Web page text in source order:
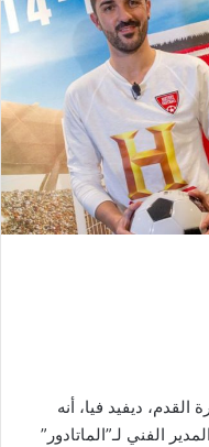
القدم، ديفيد فيا، أنه
الفني لـ”الماتادور”